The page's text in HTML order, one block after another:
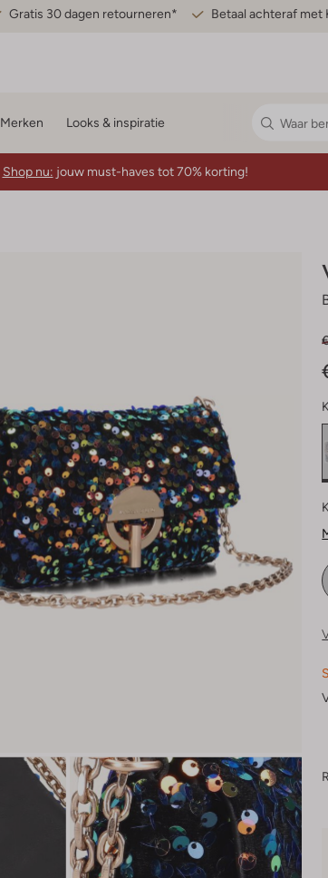
Gratis 30 dagen retourneren* Betaal achteraf met
Merken Looks & inspiratie
Shop nu: jouw must-haves tot 70% korting!